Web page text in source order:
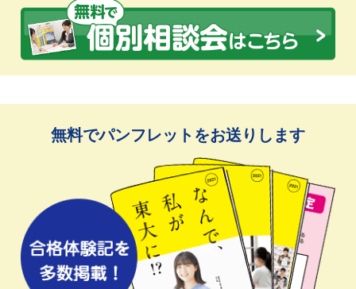
無料でパンフレットをお送りします